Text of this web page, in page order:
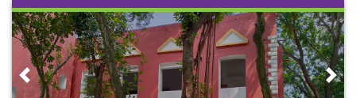
Skip
content
Previous